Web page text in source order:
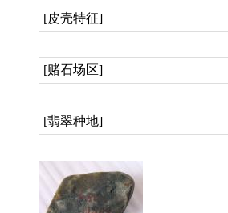
[皮壳特征]
[赌石场区]
[翡翠种地]